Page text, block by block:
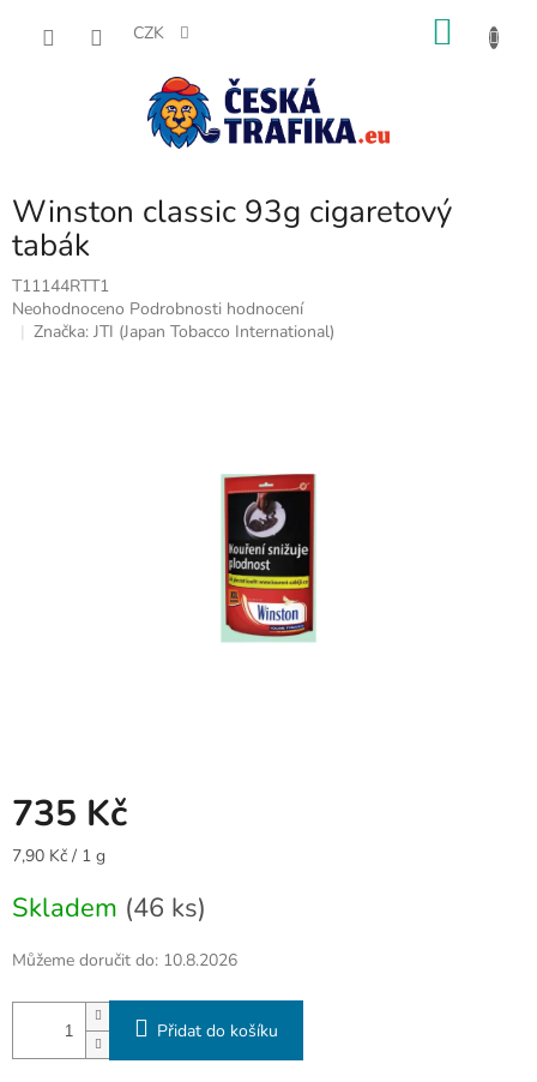
CZK
Winston classic 93g cigaretový
tabák
T11144RTT1
Průměrné
hodnocení
Neohodnoceno Podrobnosti hodnocení
Značka: JTI (Japan Tobacco International)
735 Kč
Měrná
7,90 Kč / 1 g
Skladem (46 ks)
Můžeme doručit do: 10.8.2026
Přidat do košíku